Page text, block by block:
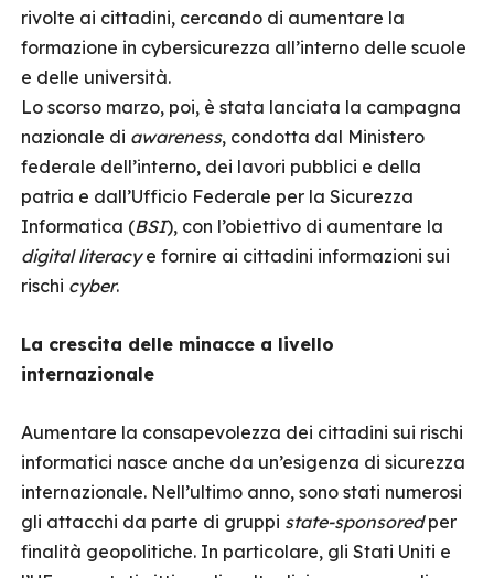
rivolte ai cittadini, cercando di aumentare la
formazione in cybersicurezza all’interno delle scuole
e delle università.
Lo scorso marzo, poi, è stata lanciata la campagna
nazionale di awareness, condotta dal Ministero
federale dell’interno, dei lavori pubblici e della
patria e dall’Ufficio Federale per la Sicurezza
Informatica (BSI), con l’obiettivo di aumentare la
digital literacye fornire ai cittadini informazioni sui
rischi cyber.
La crescita delle minacce a livello
internazionale
Aumentare la consapevolezza dei cittadini sui rischi
informatici nasce anche da un’esigenza di sicurezza
internazionale. Nell’ultimo anno, sono stati numerosi
gli attacchi da parte di gruppi state-sponsoredper
finalità geopolitiche. In particolare, gli Stati Uniti e